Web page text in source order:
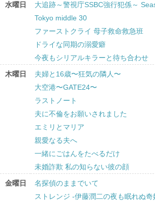
水曜日
大追跡～警視庁SSBC強行犯係～
Tokyo middle 30
ファーストクライ 母子救命救急班
ドライな同期の溺愛癖
今夜もシリアルキラーと待ち合わせ
木曜日
夫婦と16歳〜狂気の隣人〜
大空港〜GATE24〜
ラストノート
夫に不倫をお願いされました
エミリとマリア
親愛なる夫へ
一緒にごはんをたべるだけ
未婚詐欺 私の知らない彼の顔
金曜日
名探偵のままでいて
ストレンジ -伊藤潤二の夜も眠れぬ奇